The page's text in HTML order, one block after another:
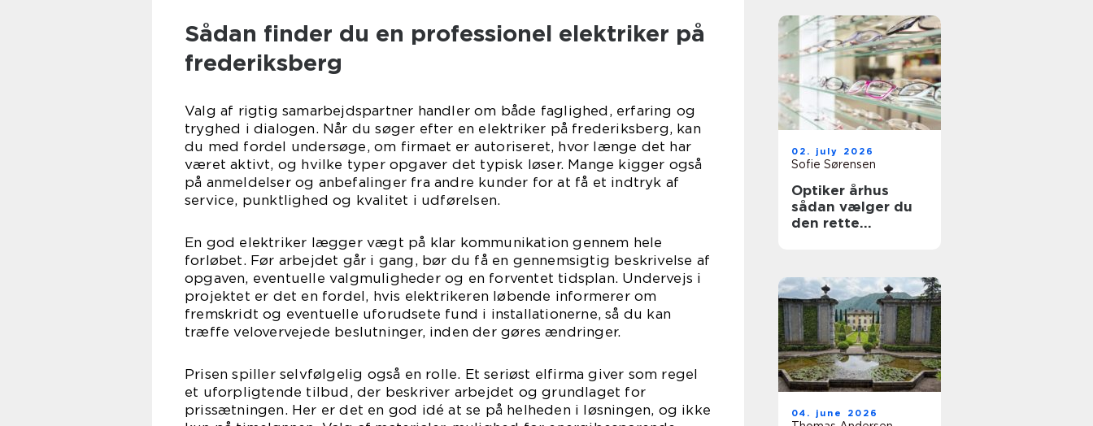
Sådan finder du en professionel elektriker på
frederiksberg
Valg af rigtig samarbejdspartner handler om både faglighed, erfaring og
tryghed i dialogen. Når du søger efter en elektriker på frederiksberg, kan
du med fordel undersøge, om firmaet er autoriseret, hvor længe det har
været aktivt, og hvilke typer opgaver det typisk løser. Mange kigger også
på anmeldelser og anbefalinger fra andre kunder for at få et indtryk af
service, punktlighed og kvalitet i udførelsen.
En god elektriker lægger vægt på klar kommunikation gennem hele
forløbet. Før arbejdet går i gang, bør du få en gennemsigtig beskrivelse af
opgaven, eventuelle valgmuligheder og en forventet tidsplan. Undervejs i
projektet er det en fordel, hvis elektrikeren løbende informerer om
fremskridt og eventuelle uforudsete fund i installationerne, så du kan
træffe velovervejede beslutninger, inden der gøres ændringer.
Prisen spiller selvfølgelig også en rolle. Et seriøst elfirma giver som regel
et uforpligtende tilbud, der beskriver arbejdet og grundlaget for
prissætningen. Her er det en god idé at se på helheden i løsningen, og ikke
02. july 2026
Sofie Sørensen
Optiker århus
sådan vælger du
den rette
04. june 2026